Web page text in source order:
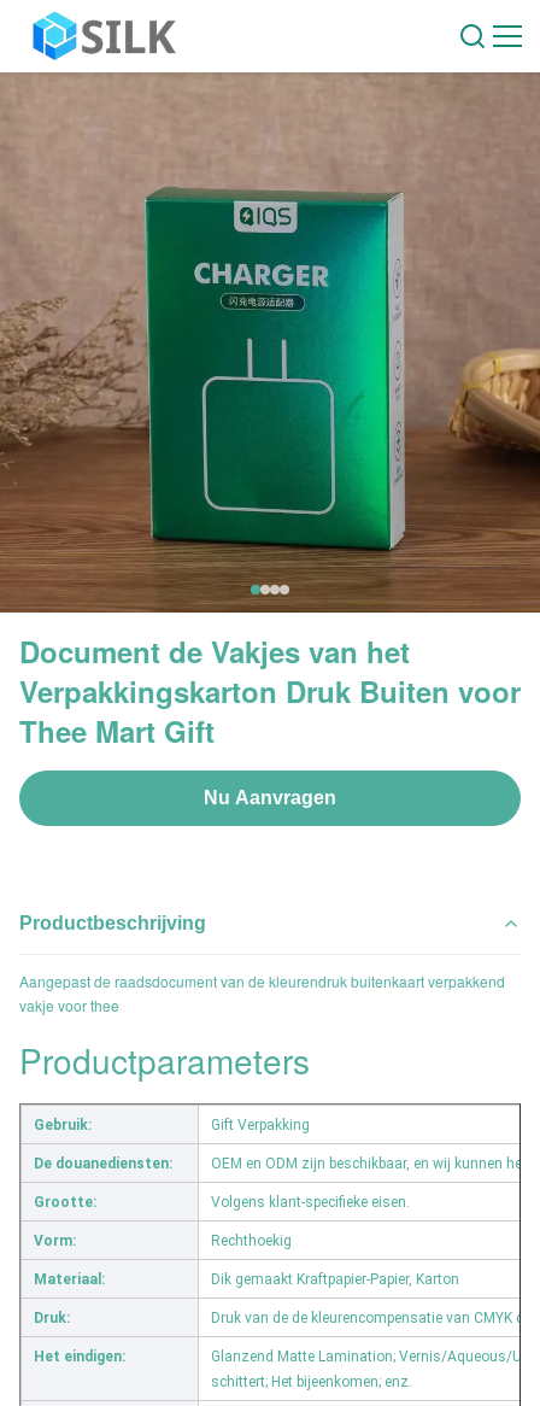
Document de Vakjes van het
Verpakkingskarton Druk Buiten voor
Thee Mart Gift
Nu Aanvragen
Productbeschrijving
Aangepast de raadsdocument van de kleurendruk buitenkaart verpakkend
vakje voor thee
Productparameters
Gebruik: Gift Verpakking
De douanediensten: OEM en ODM zijn beschikbaar, en wij kunnen het
Grootte: Volgens klant-specifieke eisen.
Vorm: Rechthoekig
Materiaal: Dik gemaakt Kraftpapier-Papier, Karton
Druk: Druk van de de kleurencompensatie van CMYK de
Het eindigen:
Glanzend Matte Lamination; Vernis/Aqueous/
schittert; Het bijeenkomen; enz.